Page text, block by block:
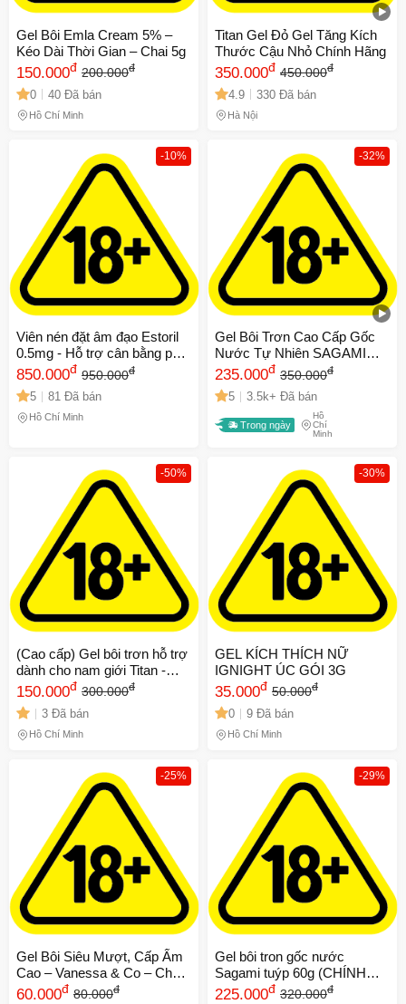
Gel Bôi Emla Cream 5% –
Kéo Dài Thời Gian – Chai 5g
150.000đ 200.000đ
0 40 Đã bán
Hồ Chí Minh
Titan Gel Đỏ Gel Tăng Kích
Thước Cậu Nhỏ Chính Hãng
350.000đ 450.000đ
4.9 330 Đã bán
Hà Nội
-10%
Viên nén đặt âm đạo Estoril
0.5mg - Hỗ trợ cân bằng pH
và se khít vùng kín, 100 viên
Nhật Bản
850.000đ 950.000đ
5 81 Đã bán
Hồ Chí Minh
-32%
Gel Bôi Trơn Cao Cấp Gốc
Nước Tự Nhiên SAGAMI
ORIGINAL - Tuýp 60g
235.000đ 350.000đ
5 3.5k+ Đã bán
Trong ngày
Hồ
Chí
Minh
-50%
(Cao cấp) Gel bôi trơn hỗ trợ
dành cho nam giới Titan -
Chai 50ml Chính hãng
150.000đ 300.000đ
3 Đã bán
Hồ Chí Minh
-30%
GEL KÍCH THÍCH NỮ
IGNIGHT ÚC GÓI 3G
35.000đ 50.000đ
0 9 Đã bán
Hồ Chí Minh
-25%
Gel Bôi Siêu Mượt, Cấp Ẩm
Cao – Vanessa & Co – Chai
200ml
60.000đ 80.000đ
-29%
Gel bôi tron gốc nước
Sagami tuýp 60g (CHÍNH
HÃNG)
225.000đ 320.000đ